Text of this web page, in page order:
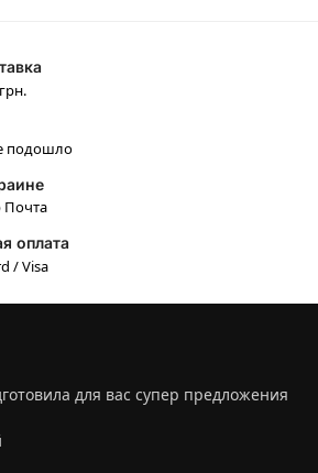
подошло
Почта
оплата
/ Visa
для вас супер предложения